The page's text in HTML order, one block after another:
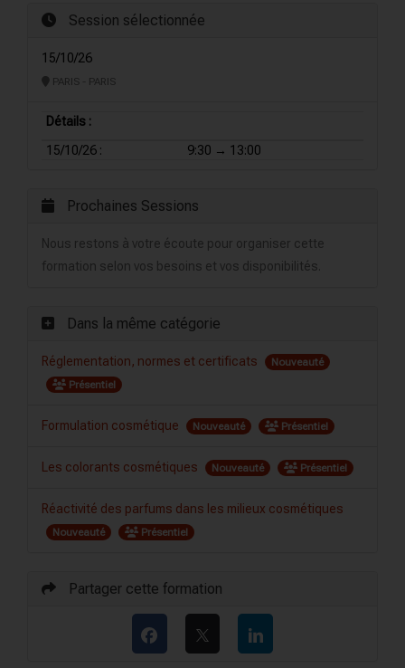
Session sélectionnée
15/10/26
PARIS - PARIS
Détails :
15/10/26 :
9:30 → 13:00
Prochaines Sessions
Nous restons à votre écoute pour organiser cette
formation selon vos besoins et vos disponibilités.
Dans la même catégorie
Réglementation, normes et certificats
Nouveauté
Présentiel
Formulation cosmétique Nouveauté Présentiel
Les colorants cosmétiques Nouveauté Présentiel
Réactivité des parfums dans les milieux cosmétiques
Nouveauté Présentiel
Partager cette formation